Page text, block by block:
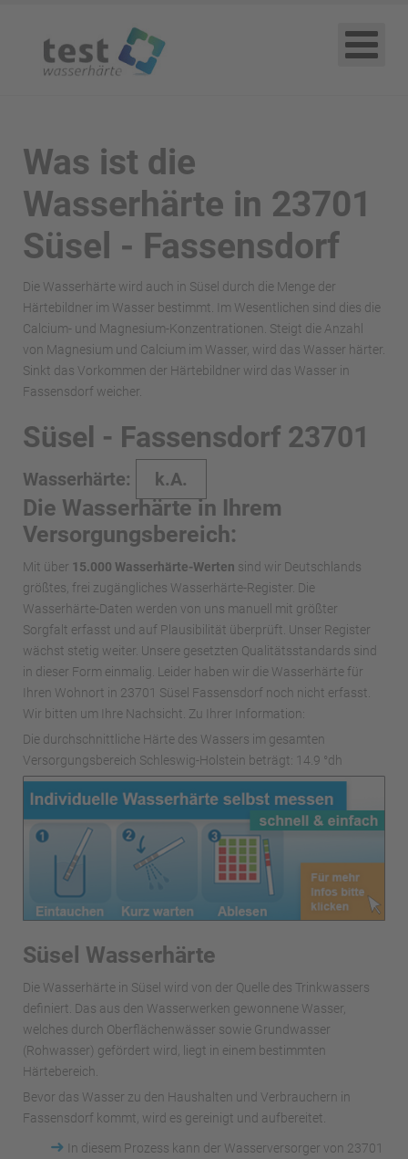
Was ist die
Wasserhärte in 23701
Süsel - Fassensdorf
Die Wasserhärte wird auch in Süsel durch die Menge der
Härtebildner im Wasser bestimmt. Im Wesentlichen sind dies die
Calcium- und Magnesium-Konzentrationen. Steigt die Anzahl
von Magnesium und Calcium im Wasser, wird das Wasser härter.
Sinkt das Vorkommen der Härtebildner wird das Wasser in
Fassensdorf weicher.
Süsel - Fassensdorf 23701
Wasserhärte: k.A.
Die Wasserhärte in Ihrem
Versorgungsbereich:
Mit über 15.000 Wasserhärte-Werten sind wir Deutschlands
größtes, frei zugängliches Wasserhärte-Register. Die
Wasserhärte-Daten werden von uns manuell mit größter
Sorgfalt erfasst und auf Plausibilität überprüft. Unser Register
wächst stetig weiter. Unsere gesetzten Qualitätsstandards sind
in dieser Form einmalig. Leider haben wir die Wasserhärte für
Ihren Wohnort in 23701 Süsel Fassensdorf noch nicht erfasst.
Wir bitten um Ihre Nachsicht. Zu Ihrer Information:
Die durchschnittliche Härte des Wassers im gesamten
Versorgungsbereich Schleswig-Holstein beträgt: 14.9 °dh
Süsel Wasserhärte
Die Wasserhärte in Süsel wird von der Quelle des Trinkwassers
definiert. Das aus den Wasserwerken gewonnene Wasser,
welches durch Oberflächenwässer sowie Grundwasser
(Rohwasser) gefördert wird, liegt in einem bestimmten
Härtebereich.
Bevor das Wasser zu den Haushalten und Verbrauchern in
Fassensdorf kommt, wird es gereinigt und aufbereitet.
➜
In diesem Prozess kann der Wasserversorger von 23701